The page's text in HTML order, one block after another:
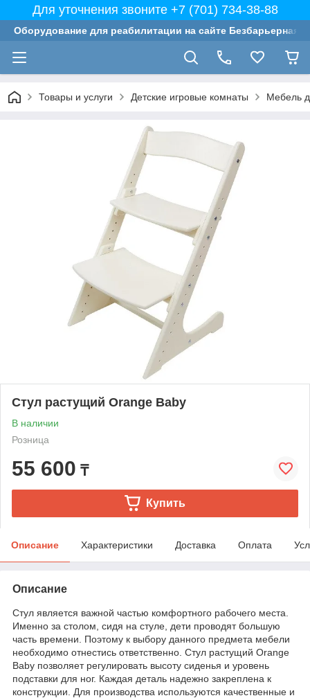
Для уточнения звоните +7 (701) 734-38-88
Оборудование для реабилитации на сайте Безбарьерная
Товары и услуги Детские игровые комнаты Мебель
Стул растущий Orange Baby
В наличии
Розница
55 600 ₸
Купить
Описание Характеристики Доставка Оплата
Описание
Стул является важной частью комфортного рабочего места.
Именно за столом, сидя на стуле, дети проводят большую
часть времени. Поэтому к выбору данного предмета мебели
необходимо отнестись ответственно. Стул растущий Orange
Baby позволяет регулировать высоту сиденья и уровень
подставки для ног. Каждая деталь надежно закреплена к
конструкции. Для производства используются качественные и